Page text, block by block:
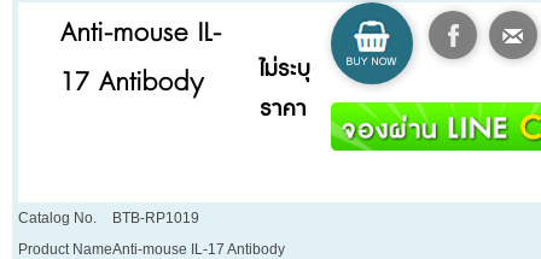
Anti-mouse IL-
17 Antibody
ไม่ระบุ
ราคา
Catalog No.
BTB-RP1019
Product NameAnti-mouse IL-17 Antibody